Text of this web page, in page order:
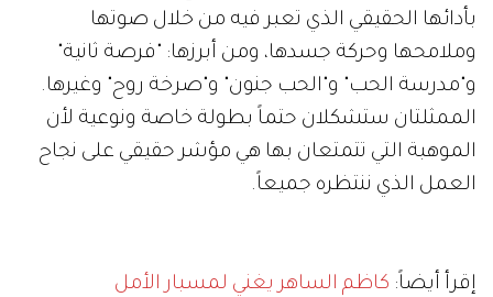
بأدائها الحقيقي الذي تعبر فيه من خلال صوتها
وملامحها وحركة جسدها، ومن أبرزها: "فرصة ثانية"
و"مدرسة الحب" و"الحب جنون" و"صرخة روح" وغيرها.
الممثلتان ستشكلان حتماً بطولة خاصة ونوعية لأن
الموهبة التي تتمتعان بها هي مؤشر حقيقي على نجاح
العمل الذي ننتظره جميعاً.
إقرأ أيضاً: كاظم الساهر يغني لمسبار الأمل